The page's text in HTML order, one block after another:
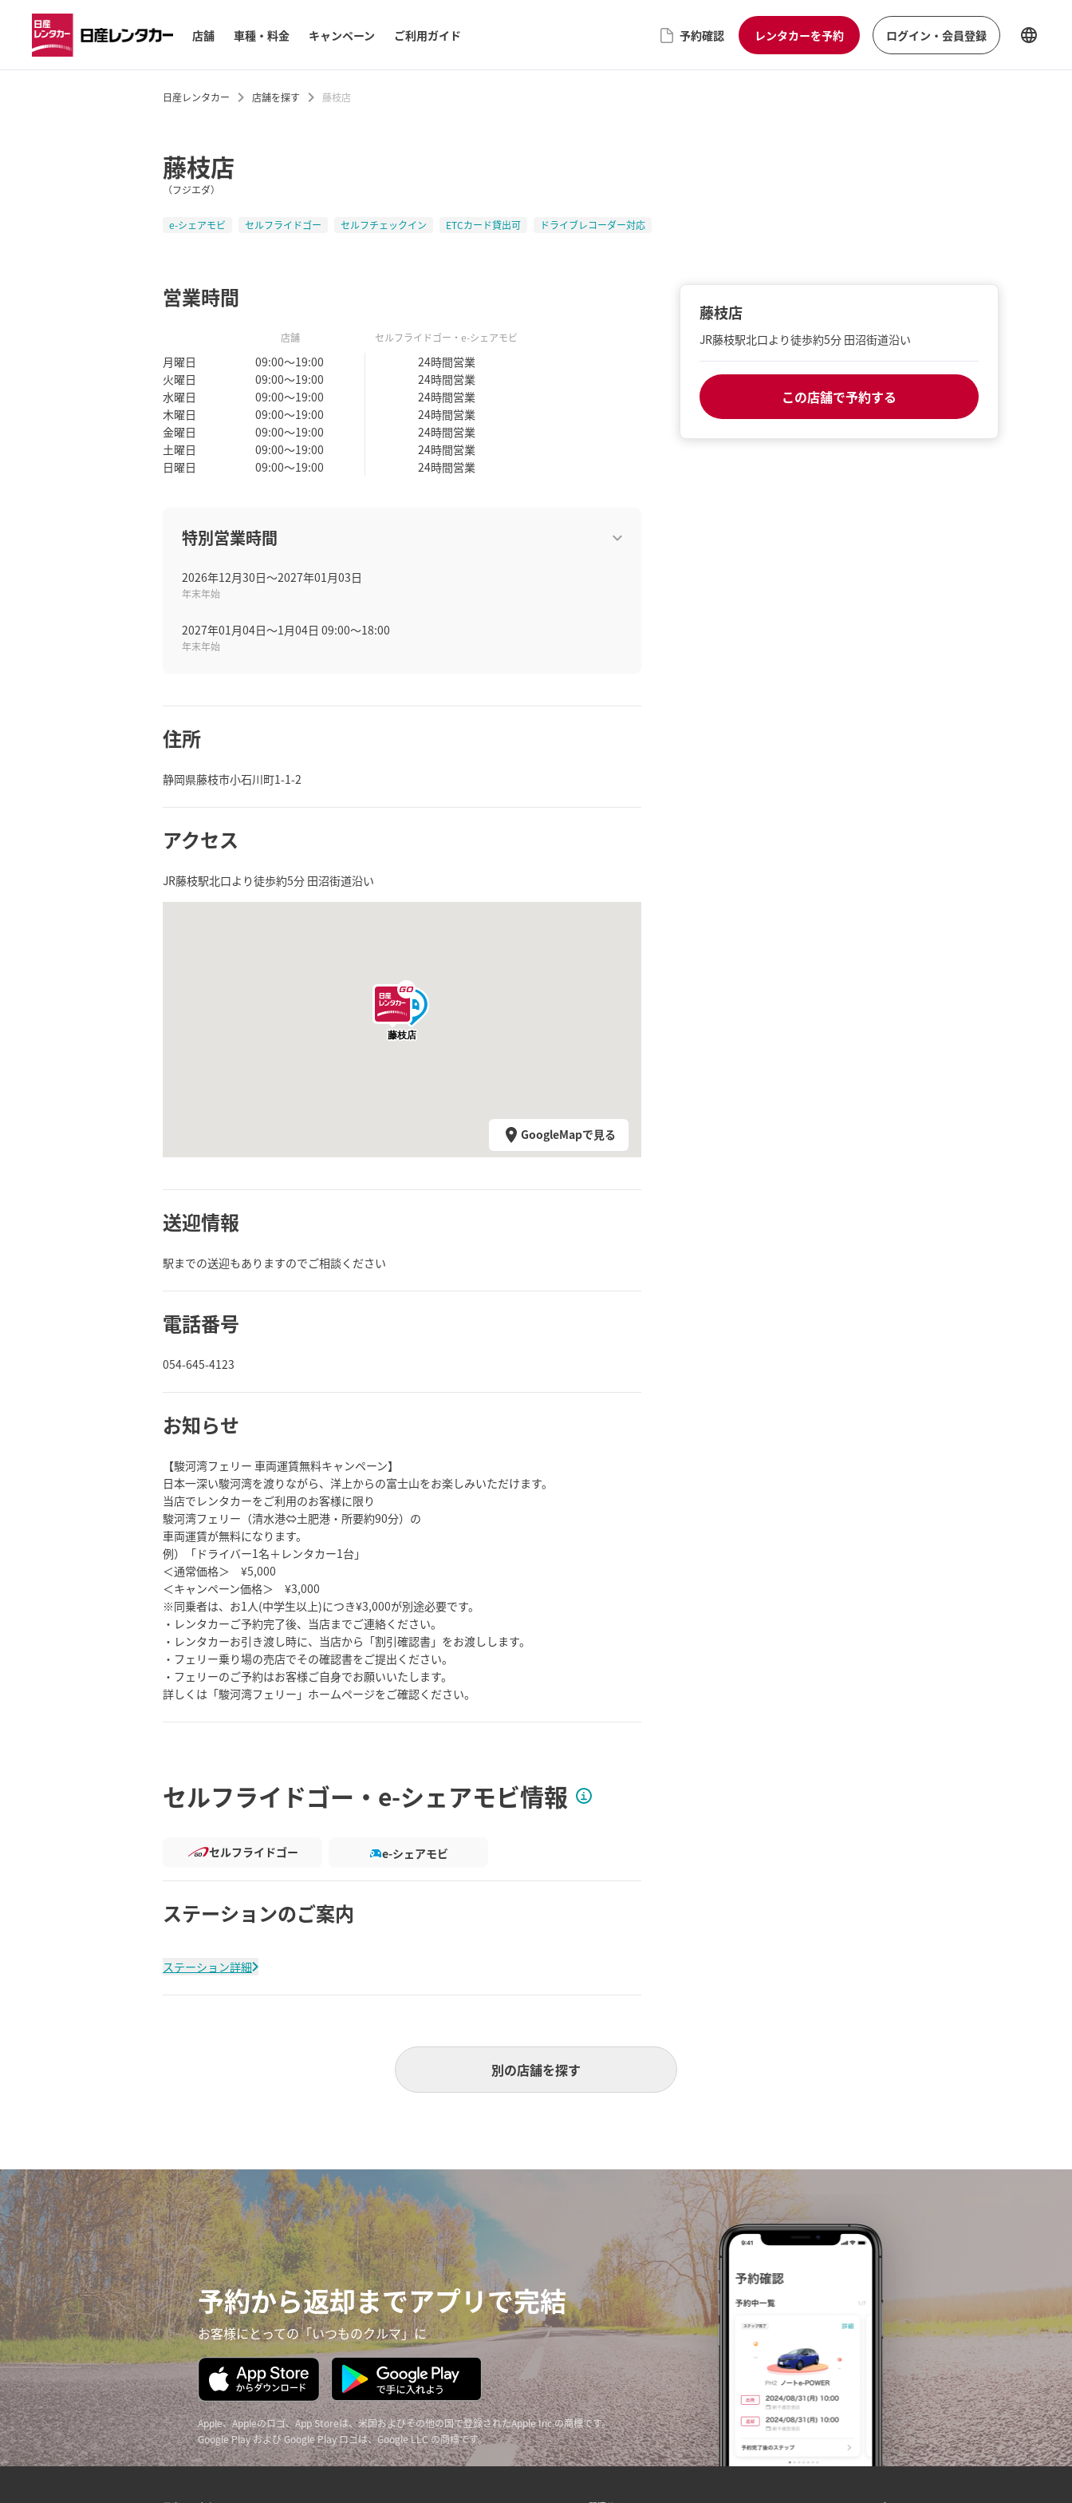
店舗 車種・料金 キャンペーン ご利用ガイド 予約確認 レンタカーを予約 ログイン・会員登録
日産レンタカー 店舗を探す 藤枝店
藤枝店
（フジエダ）
e-シェアモビ セルフライドゴー セルフチェックイン ETCカード貸出可 ドライブレコーダー対応
営業時間
店舗 セルフライドゴー ・e-シェアモビ
月曜日
火曜日
水曜日
木曜日
金曜日
土曜日
日曜日
09:00～19:00
09:00～19:00
09:00～19:00
09:00～19:00
09:00～19:00
09:00～19:00
09:00～19:00
24時間営業
24時間営業
24時間営業
24時間営業
24時間営業
24時間営業
24時間営業
特別営業時間
2026年12月30日〜2027年01月03日
年末年始
2027年01月04日〜1月04日 09:00～18:00
年末年始
住所
静岡県藤枝市小石川町1-1-2
アクセス
JR藤枝駅北口より徒歩約5分 田沼街道沿い
藤枝店
GoogleMapで見る
送迎情報
駅までの送迎もありますのでご相談ください
電話番号
054-645-4123
お知らせ
【駿河湾フェリー 車両運賃無料キャンペーン】
日本一深い駿河湾を渡りながら、洋上からの富士山をお楽しみいただけます。
当店でレンタカーをご利用のお客様に限り
駿河湾フェリー（清水港⇔土肥港・所要約90分）の
車両運賃が無料になります。
例）「ドライバー1名＋レンタカー1台」
＜通常価格＞ ¥5,000
＜キャンペーン価格＞ ¥3,000
※同乗者は、お1人(中学生以上)につき¥3,000が別途必要です。
・レンタカーご予約完了後、当店までご連絡ください。
・レンタカーお引き渡し時に、当店から「割引確認書」をお渡しします。
・フェリー乗り場の売店でその確認書をご提出ください。
・フェリーのご予約はお客様ご自身でお願いいたします。
詳しくは「駿河湾フェリー」ホームページをご確認ください。
セルフライドゴー・e-シェアモビ情報
セルフライドゴー e-シェアモビ
ステーションのご案内
ステーション詳細
藤枝店
JR藤枝駅北口より徒歩約5分 田沼街道沿い
この店舗で予約する
別の店舗を探す
予約から返却までアプリで完結
お客様にとっての「いつものクルマ」に
Apple、Appleのロゴ、App Storeは、米国およびその他の国で登録されたApple Inc.の商標です。
Google Play および Google Play ロゴは、Google LLC の商標です。